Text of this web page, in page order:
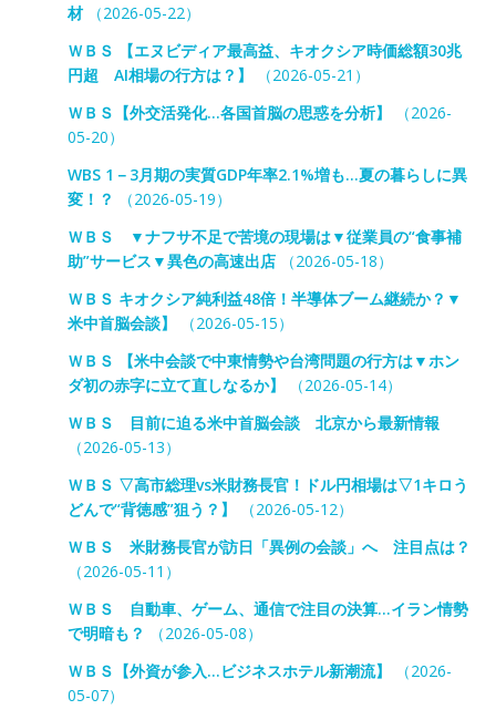
材（2026-05-22）
ＷＢＳ 【エヌビディア最高益、キオクシア時価総額30兆
円超 AI相場の行方は？】
（2026-05-21）
ＷＢＳ【外交活発化…各国首脳の思惑を分析】
（2026-
05-20）
WBS 1－3月期の実質GDP年率2.1%増も…夏の暮らしに異
変！？
（2026-05-19）
ＷＢＳ ▼ナフサ不足で苦境の現場は▼従業員の“食事補
助”サービス▼異色の高速出店（2026-05-18）
ＷＢＳ キオクシア純利益48倍！半導体ブーム継続か？▼
米中首脳会談】
（2026-05-15）
ＷＢＳ 【米中会談で中東情勢や台湾問題の行方は▼ホン
ダ初の赤字に立て直しなるか】
（2026-05-14）
ＷＢＳ 目前に迫る米中首脳会談 北京から最新情報
（2026-05-13）
ＷＢＳ ▽高市総理vs米財務長官！ドル円相場は▽1キロう
どんで“背徳感”狙う？】
（2026-05-12）
ＷＢＳ 米財務長官が訪日「異例の会談」へ 注目点は？
（2026-05-11）
ＷＢＳ 自動車、ゲーム、通信で注目の決算…イラン情勢
で明暗も？
（2026-05-08）
ＷＢＳ【外資が参入…ビジネスホテル新潮流】
（2026-
05-07）